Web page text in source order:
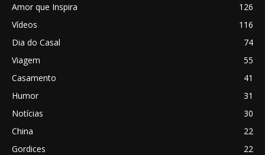
Amor que Inspira
126
Vídeos
116
Dia do Casal
74
Viagem
55
Casamento
41
Humor
31
Notícias
30
China
22
Gordices
22